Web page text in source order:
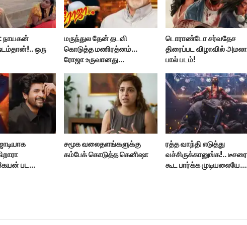
நாயகன்
ஒரு
மருந்துல தேன் தடவி
கொடுத்த மணிரத்னம்...
ரோஜா உருவானது
டொராண்டோ சர்வதேச
திரைப்பட விழாவில் அமலா
பால் படம்!
பட
சமூக வலைதளங்களுக்கு
கம்பேக் கொடுத்த கெனிஷா
ரத்த வாந்தி எடுத்து
வச்சிருக்கானுங்க!.. டீசரை
கூட பார்க்க முடியலையே..